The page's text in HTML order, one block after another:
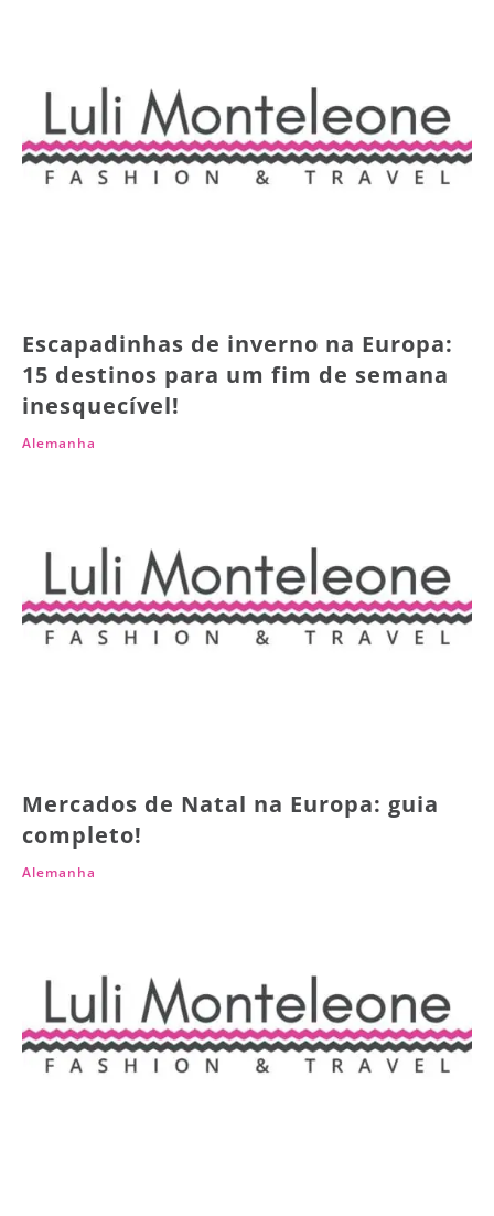
Escapadinhas de inverno na Europa:
15 destinos para um fim de semana
inesquecível!
Alemanha
Mercados de Natal na Europa: guia
completo!
Alemanha